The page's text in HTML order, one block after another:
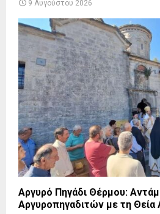
9 Αυγούστου 2026
Αργυρό Πηγάδι Θέρμου:
Αργυροπηγαδιτών με τη Θεία